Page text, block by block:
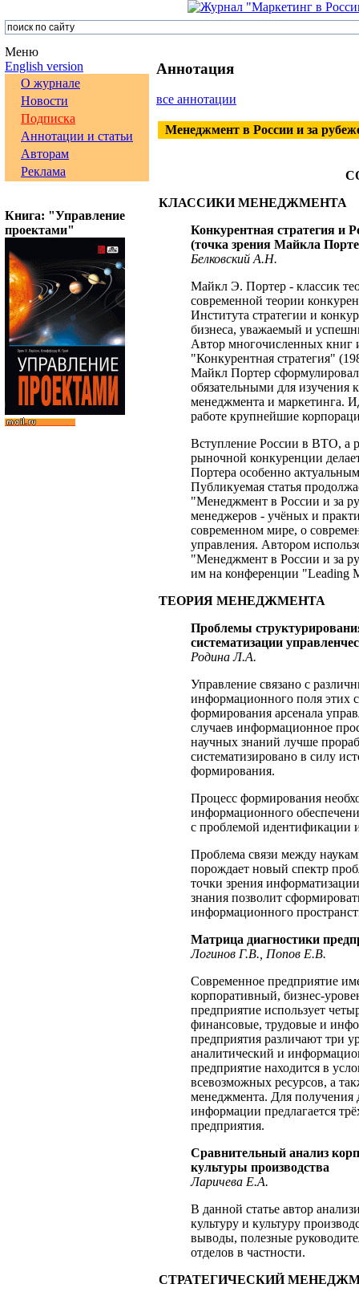
Меню
English version
О журнале
Новости
Подписка
Аннотации и статьи
Авторам
Реклама
Книга: "Управление
проектами"
Аннотация
все аннотации
Менеджмент в России и за
КЛАССИКИ МЕНЕДЖМЕНТА
Конкурентная стратегия и
(точка зрения Майкла
Белковский А.Н.
Майкл Э. Портер - классик
современной теории
Института стратегии и
бизнеса, уважаемый и
Автор многочисленных книг
"Конкурентная стратегия"
Майкл Портер
обязательными для изучения
менеджмента и маркетинга.
работе крупнейшие
Вступление России в ВТО, а
рыночной конкуренции
Портера особенно
Публикуемая статья
"Менеджмент в России и за
менеджеров - учёных и
современном мире, о
управления. Автором
"Менеджмент в России и за
им на конференции "Leading
ТЕОРИЯ МЕНЕДЖМЕНТА
Проблемы
систематизации
Родина Л.А.
Управление связано с
информационного поля этих
формирования арсенала
случаев информационное
научных знаний лучше
систематизировано в силу
формирования.
Процесс формирования
информационного
с проблемой идентификации
Проблема связи между
порождает новый спектр
точки зрения
знания позволит
информационного
Матрица диагностики
Логинов Г.В., Попов Е.В.
Современное предприятие
корпоративный, бизнес-
предприятие использует
финансовые, трудовые и
предприятия различают три
аналитический и
предприятие находится в
всевозможных ресурсов, а
менеджмента. Для получения
информации предлагается
предприятия.
Сравнительный анализ
культуры производства
Ларичева Е.А.
В данной статье автор
культуру и культуру
выводы, полезные
отделов в частности.
СТРАТЕГИЧЕСКИЙ